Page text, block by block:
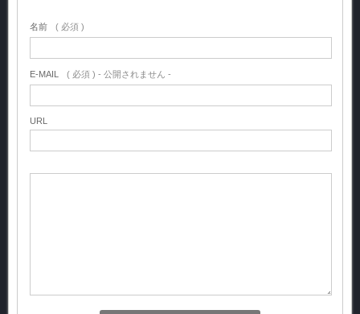
名前 ( 必須 )
E-MAIL ( 必須 ) - 公開されません -
URL